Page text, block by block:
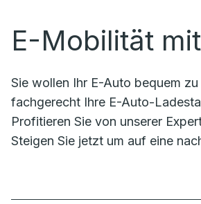
E-Mobilität
Sie wollen Ihr E-Auto bequem
fachgerecht Ihre E-Auto-
Profitieren Sie von unserer
Steigen Sie jetzt um auf eine